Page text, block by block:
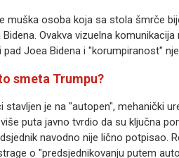
muška osoba koja sa stola šmrče
Ovakva vizuelna
Joea Bidena i "korumpiranost"
smeta Trumpu?
stavljen je na "autopen", mehanički
puta javno tvrdio da su ključna
navodno nije lično potpisao.
o "predsjednikovanju putem